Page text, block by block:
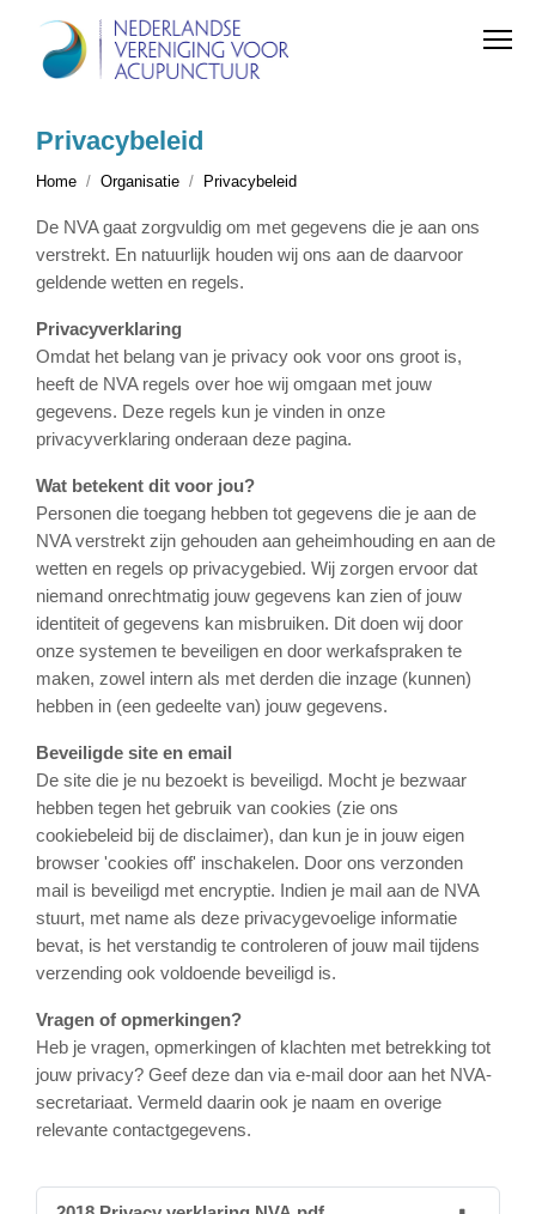
Privacybeleid
Home Organisatie Privacybeleid
De NVA gaat zorgvuldig om met gegevens die je aan ons
verstrekt. En natuurlijk houden wij ons aan de daarvoor
geldende wetten en regels.
Privacyverklaring
Omdat het belang van je privacy ook voor ons groot is,
heeft de NVA regels over hoe wij omgaan met jouw
gegevens. Deze regels kun je vinden in onze
privacyverklaring onderaan deze pagina.
Wat betekent dit voor jou?
Personen die toegang hebben tot gegevens die je aan de
NVA verstrekt zijn gehouden aan geheimhouding en aan de
wetten en regels op privacygebied. Wij zorgen ervoor dat
niemand onrechtmatig jouw gegevens kan zien of jouw
identiteit of gegevens kan misbruiken. Dit doen wij door
onze systemen te beveiligen en door werkafspraken te
maken, zowel intern als met derden die inzage (kunnen)
hebben in (een gedeelte van) jouw gegevens.
Beveiligde site en email
De site die je nu bezoekt is beveiligd. Mocht je bezwaar
hebben tegen het gebruik van cookies (zie ons
cookiebeleid bij de disclaimer), dan kun je in jouw eigen
browser 'cookies off' inschakelen. Door ons verzonden
mail is beveiligd met encryptie. Indien je mail aan de NVA
stuurt, met name als deze privacygevoelige informatie
bevat, is het verstandig te controleren of jouw mail tijdens
verzending ook voldoende beveiligd is.
Vragen of opmerkingen?
Heb je vragen, opmerkingen of klachten met betrekking tot
jouw privacy? Geef deze dan via e-mail door aan het NVA-
secretariaat. Vermeld daarin ook je naam en overige
relevante contactgegevens.